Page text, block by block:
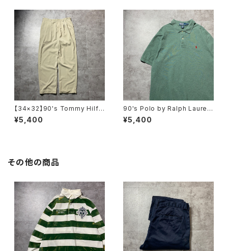
【34×32】90's Tommy Hilfi
ger トミーヒルフィガー ジッパ
ーフライ 2タック ベージュ
¥5,400
90's Polo by Ralph Lauren
ポロバイラルフローレン 刺繍
ワンポイント ポニー グリー
¥5,400
その他の商品